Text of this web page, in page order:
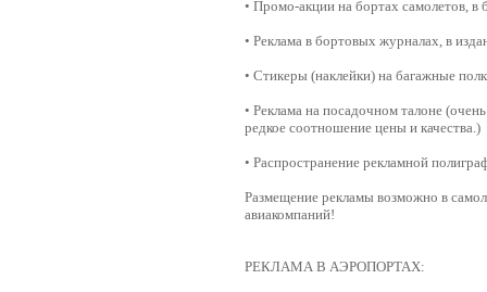
• Промо-акции на бортах самолетов, в
• Реклама в бортовых журналах, в
• Стикеры (наклейки) на багажные
• Реклама на посадочном талоне
редкое соотношение цены и качества.)
• Распространение рекламной
Размещение рекламы возможно в
авиакомпаний!
РЕКЛАМА В АЭРОПОРТАХ: